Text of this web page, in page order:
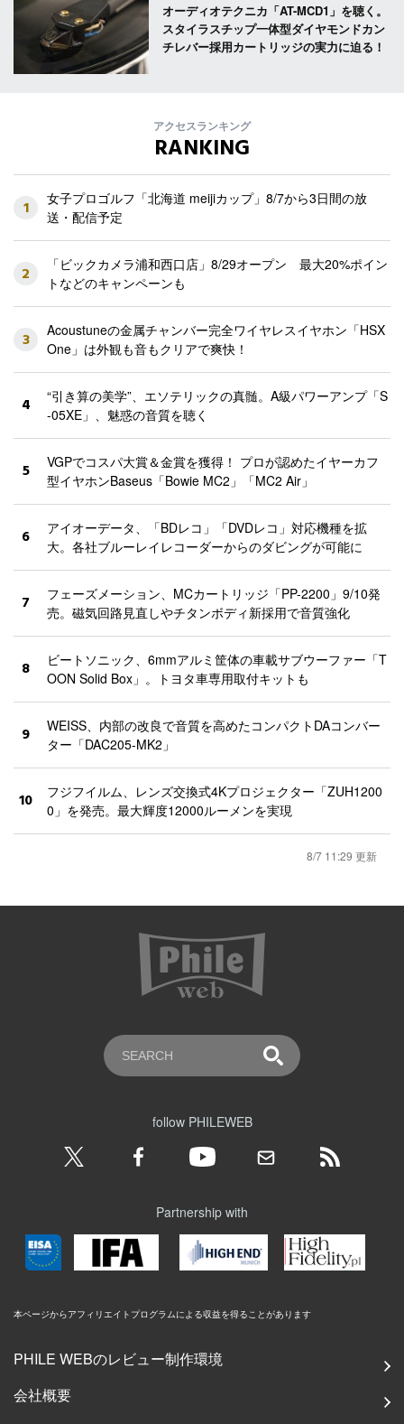
オーディオテクニカ「AT-MCD1」を聴く。
スタイラスチップ一体型ダイヤモンドカン
チレバー採用カートリッジの実力に迫る！
アクセスランキング
RANKING
1
女子プロゴルフ「北海道 meijiカップ」8/7から3日間の放
送・配信予定
2
「ビックカメラ浦和西口店」8/29オープン 最大20%ポイン
トなどのキャンペーンも
3
Acoustuneの金属チャンバー完全ワイヤレスイヤホン「HSX
One」は外観も音もクリアで爽快！
4
“引き算の美学”、エソテリックの真髄。A級パワーアンプ「S
-05XE」、魅惑の音質を聴く
5
VGPでコスパ大賞＆金賞を獲得！ プロが認めたイヤーカフ
型イヤホンBaseus「Bowie MC2」「MC2 Air」
6
アイオーデータ、「BDレコ」「DVDレコ」対応機種を拡
大。各社ブルーレイレコーダーからのダビングが可能に
7
フェーズメーション、MCカートリッジ「PP-2200」9/10発
売。磁気回路見直しやチタンボディ新採用で音質強化
8
ビートソニック、6mmアルミ筐体の車載サブウーファー「T
OON Solid Box」。トヨタ車専用取付キットも
9
WEISS、内部の改良で音質を高めたコンパクトDAコンバー
ター「DAC205-MK2」
10
フジフイルム、レンズ交換式4Kプロジェクター「ZUH1200
0」を発売。最大輝度12000ルーメンを実現
8/7 11:29 更新
follow PHILEWEB
Partnership with
本ページからアフィリエイトプログラムによる収益を得ることがあります
PHILE WEBのレビュー制作環境
会社概要